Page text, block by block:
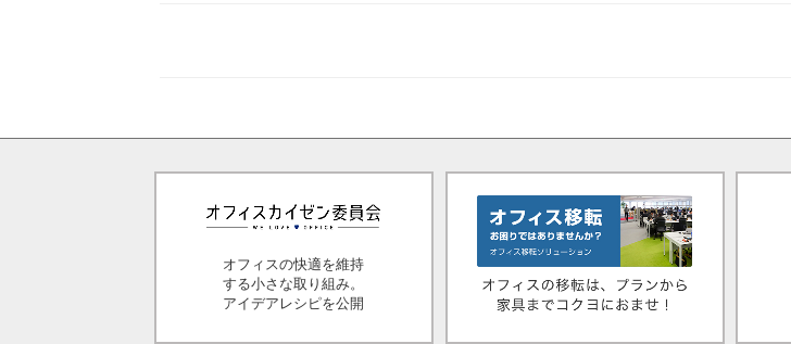
オフィスの快適を維持
する小さな取り組み。
アイデアレシピを公開